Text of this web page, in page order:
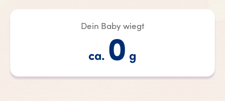
Dein Baby wiegt
ca.0
g